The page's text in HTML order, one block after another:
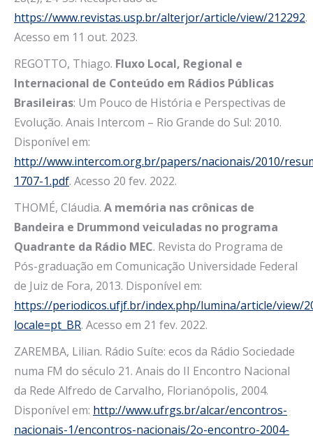
https://www.revistas.usp.br/alterjor/article/view/212292.
Acesso em 11 out. 2023.
REGOTTO, Thiago. Fluxo Local, Regional e
Internacional de Conteúdo em Rádios Públicas
Brasileiras: Um Pouco de História e Perspectivas de
Evolução. Anais Intercom – Rio Grande do Sul: 2010.
Disponível em:
http://www.intercom.org.br/papers/nacionais/2010/
1707-1.pdf. Acesso 20 fev. 2022.
THOMÉ, Cláudia. A memória nas crônicas de
Bandeira e Drummond veiculadas no programa
Quadrante da Rádio MEC. Revista do Programa de
Pós-graduação em Comunicação Universidade Federal
de Juiz de Fora, 2013. Disponível em:
https://periodicos.ufjf.br/index.php/lumina/article/view/
locale=pt_BR. Acesso em 21 fev. 2022.
ZAREMBA, Lilian. Rádio Suíte: ecos da Rádio Sociedade
numa FM do século 21. Anais do II Encontro Nacional
da Rede Alfredo de Carvalho, Florianópolis, 2004.
Disponível em: http://www.ufrgs.br/alcar/encontros-
nacionais-1/encontros-nacionais/2o-encontro-2004-